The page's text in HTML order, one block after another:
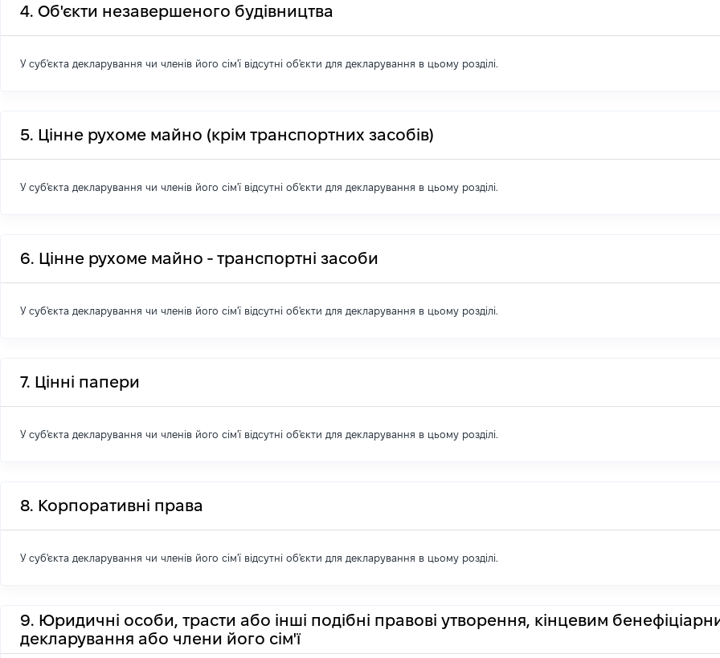
4. Об'єкти незавершеного будівництва
У суб'єкта декларування чи членів його сім'ї відсутні об'єкти для декларування в цьому розділі.
5. Цінне рухоме майно (крім транспортних засобів)
У суб'єкта декларування чи членів його сім'ї відсутні об'єкти для декларування в цьому розділі.
6. Цінне рухоме майно - транспортні засоби
У суб'єкта декларування чи членів його сім'ї відсутні об'єкти для декларування в цьому розділі.
7. Цінні папери
У суб'єкта декларування чи членів його сім'ї відсутні об'єкти для декларування в цьому розділі.
8. Корпоративні права
У суб'єкта декларування чи членів його сім'ї відсутні об'єкти для декларування в цьому розділі.
9. Юридичні особи, трасти або інші подібні правові утворення, кінцевим
декларування або члени його сім'ї